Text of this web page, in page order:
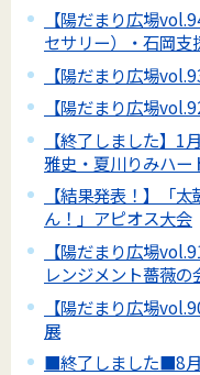
【陽だまり広場
セサリー）・石岡支
【陽だまり広場
【陽だまり広場
【終了しました】
雅史・夏川りみハー
【結果発表！】「
ん！」アピオス大会
【陽だまり広場
レンジメント薔薇の
【陽だまり広場
展
■終了しました■8